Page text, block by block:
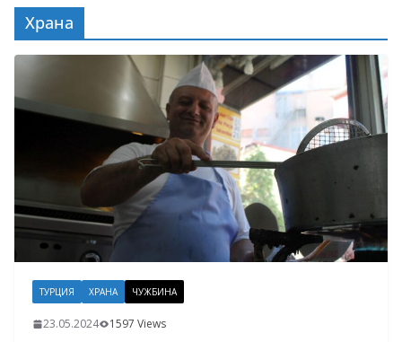
Храна
ТУРЦИЯ ХРАНА ЧУЖБИНА
23.05.2024 1597 Views